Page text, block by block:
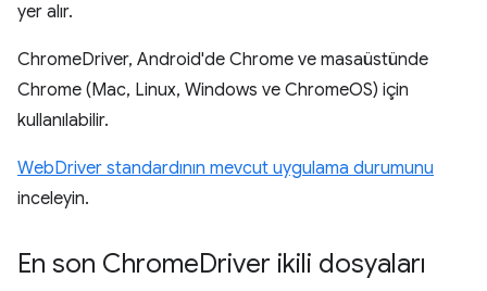
yer alır.
ChromeDriver, Android'de Chrome ve masaüstünde
Chrome (Mac, Linux, Windows ve ChromeOS) için
kullanılabilir.
WebDriver standardının mevcut uygulama durumunu
inceleyin.
En son ChromeDriver ikili dosyaları